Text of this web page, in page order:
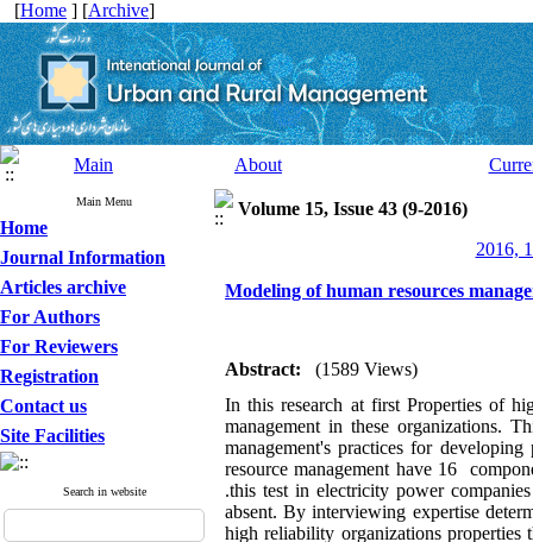
[Home ] [Archive]
Main About
Main Menu
Home
Journal Information
Articles archive
For Authors
For Reviewers
Registration
Contact us
Site Facilities
Search in website
Volume 15, Issue 43 (9-2016)
2016,
Modeling of human resources
Abstract:
(1589 Views)
In this research at first Properties of
management in these organizations.
management's practices for
resource management have 16
.this test in electricity power
absent. By interviewing expertise
high reliability organizations properties